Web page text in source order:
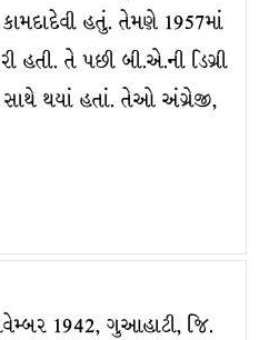
હતું. તેમણે 1957માં
હતી. તે પછી બી.એ.ની ડિગ્રી
થયાં હતાં. તેઓ અંગ્રેજી,
1942, ગુઆહાટી, જિ.